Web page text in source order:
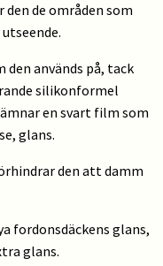
de områden som
den används på, tack
silikonformel
en svart film som
glans.
den att damm
fordonsdäckens glans,
glans.